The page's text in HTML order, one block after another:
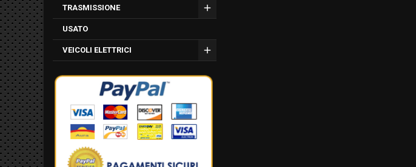
TRASMISSIONE
USATO
VEICOLI ELETTRICI